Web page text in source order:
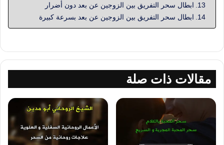
ابطال سحر التفريق بين الزوجين عن بعد دون أضرار
ابطال سحر التفريق بين الزوجين عن بعد بسرعة كبيرة
مقالات ذات صلة